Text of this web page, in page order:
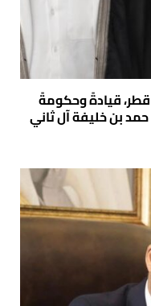
قيادةً وحكومةً
حمد بن خليفة آل ثاني